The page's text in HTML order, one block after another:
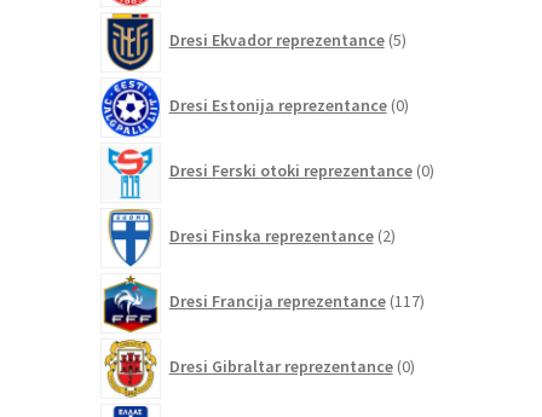
Dresi Ekvador reprezentance 5izdelkov
Dresi Estonija reprezentance 0izdelkov
Dresi Ferski otoki reprezentance 0izdelkov
Dresi Finska reprezentance 2izdelka
Dresi Francija reprezentance 117izdelkov
Dresi Gibraltar reprezentance 0izdelkov